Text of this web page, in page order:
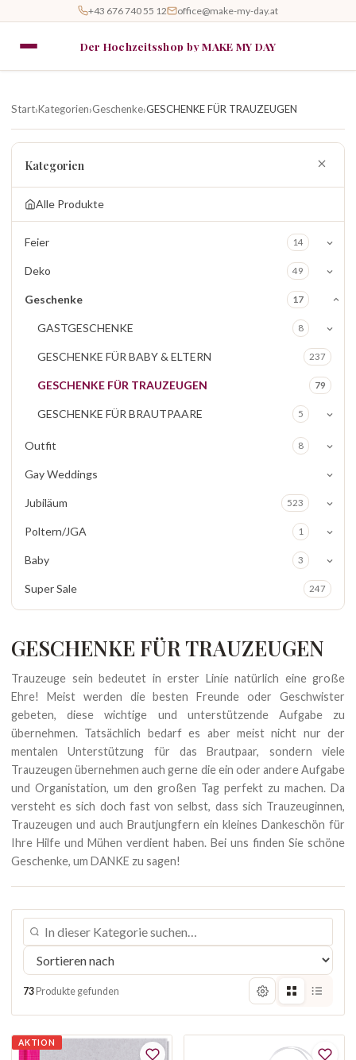
+43 676 740 55 12 office@make-my-day.at
Der Hochzeitsshop by MAKE MY DAY
Start›Kategorien›Geschenke›GESCHENKE FÜR TRAUZEUGEN
Kategorien
Alle Produkte
Feier 14
Deko 49
Geschenke 17
GASTGESCHENKE 8
GESCHENKE FÜR BABY & ELTERN 237
GESCHENKE FÜR TRAUZEUGEN 79
GESCHENKE FÜR BRAUTPAARE 5
Outfit 8
Gay Weddings
Jubiläum 523
Poltern/JGA 1
Baby 3
Super Sale 247
GESCHENKE FÜR TRAUZEUGEN
Trauzeuge sein bedeutet in erster Linie natürlich eine große
Ehre! Meist werden die besten Freunde oder Geschwister
gebeten, diese wichtige und unterstützende Aufgabe zu
übernehmen. Tatsächlich bedarf es aber meist nicht nur der
mentalen Unterstützung für das Brautpaar, sondern viele
Trauzeugen übernehmen auch gerne die ein oder andere Aufgabe
und Organistation, um den großen Tag perfekt zu machen. Da
versteht es sich doch fast von selbst, dass sich Trauzeuginnen,
Trauzeugen und auch Brautjungfern ein kleines Dankeschön für
Ihre Hilfe und Mühen verdient haben. Bei uns finden Sie schöne
Geschenke, um DANKE zu sagen!
73 Produkte gefunden
AKTION